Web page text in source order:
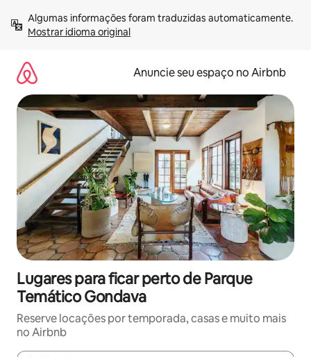
para
Mostrar idioma original
Anuncie seu espaço no Airbnb
Lugares para ficar perto de Parque
Temático Gondava
Reserve locações por temporada, casas e muito mais
no Airbnb